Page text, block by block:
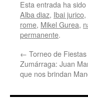
Esta entrada ha
Alba diaz, Ibai jurico,
rome, Mikel Gurea,
permanente.
← Torneo de
Zumárraga: Juan
que nos brindan